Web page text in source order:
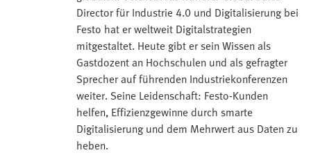
Director für Industrie 4.0 und Digitalisierung bei
Festo hat er weltweit Digitalstrategien
mitgestaltet. Heute gibt er sein Wissen als
Gastdozent an Hochschulen und als gefragter
Sprecher auf führenden Industriekonferenzen
weiter. Seine Leidenschaft: Festo-Kunden
helfen, Effizienzgewinne durch smarte
Digitalisierung und dem Mehrwert aus Daten zu
heben.